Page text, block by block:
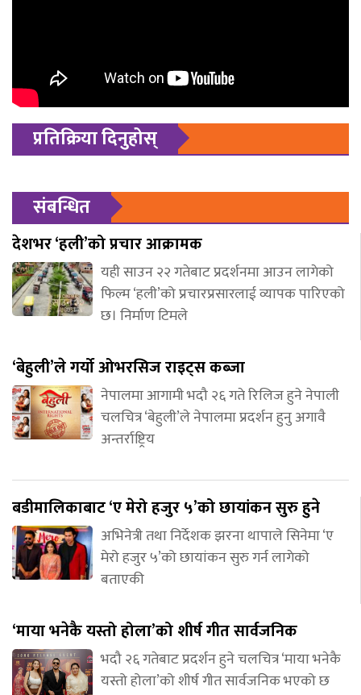
प्रतिक्रिया दिनुहोस्
संबन्धित
देशभर ‘हली’को प्रचार आक्रामक
यही साउन २२ गतेबाट प्रदर्शनमा आउन लागेको
फिल्म ‘हली’को प्रचारप्रसारलाई व्यापक पारिएको
छ। निर्माण टिमले
‘बेहुली’ले गर्यो ओभरसिज राइट्स कब्जा
नेपालमा आगामी भदौ २६ गते रिलिज हुने नेपाली
चलचित्र ‘बेहुली’ले नेपालमा प्रदर्शन हुनु अगावै
अन्तर्राष्ट्रिय
बडीमालिकाबाट ‘ए मेरो हजुर ५’को छायांकन सुरु हुने
अभिनेत्री तथा निर्देशक झरना थापाले सिनेमा ‘ए
मेरो हजुर ५’को छायांकन सुरु गर्न लागेको
बताएकी
‘माया भनेकै यस्तो होला’को शीर्ष गीत सार्वजनिक
भदौ २६ गतेबाट प्रदर्शन हुने चलचित्र ‘माया भनेकै
यस्तो होला’को शीर्ष गीत सार्वजनिक भएको छ